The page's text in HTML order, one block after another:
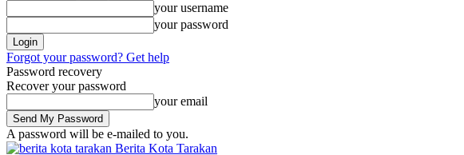
your username
your password
Forgot your password? Get help
Password recovery
Recover your password
your email
A password will be e-mailed to you.
Berita Kota Tarakan